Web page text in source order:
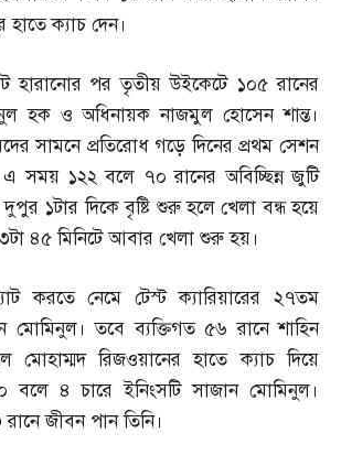
ক্যাচ দেন।
হারানোর পর তৃতীয় উইকেটে ১০৫ রানের
হক ও অধিনায়ক নাজমুল হোসেন শান্ত।
সামনে প্রতিরোধ গড়ে দিনের প্রথম সেশন
সময় ১২২ বলে ৭০ রানের অবিচ্ছিন্ন জুটি
১টার দিকে বৃষ্টি শুরু হলে খেলা বন্ধ হয়ে
৪৫ মিনিটে আবার খেলা শুরু হয়।
করতে নেমে টেস্ট ক্যারিয়ারের ২৭তম
তবে ব্যক্তিগত ৫৬ রানে শাহিন
মোহাম্মদ রিজওয়ানের হাতে ক্যাচ দিয়ে
বলে ৪ চারে ইনিংসটি সাজান মোমিনুল।
জীবন পান তিনি।